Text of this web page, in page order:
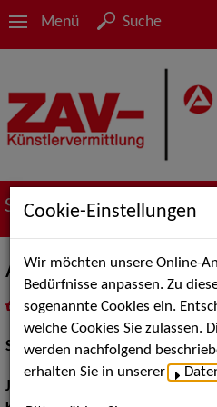
Menü Suche
Suche nach Künstler*innen
Anja Kimmelmann
inMeine Merklistelegen
Schauspiel:Film und TV, Bühne
Jahrgang:
Cookie-Einstellungen
Wir möchten unsere Online-
Bedürfnisse anpassen. Zu
sogenannte Cookies ein.
welche Cookies Sie zulassen.
werden nachfolgend
erhalten Sie in unserer